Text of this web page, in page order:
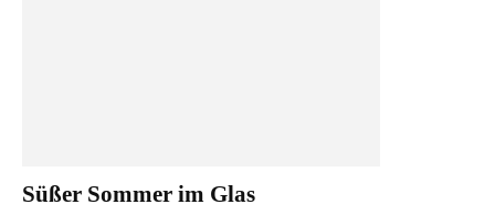
Süßer Sommer im Glas